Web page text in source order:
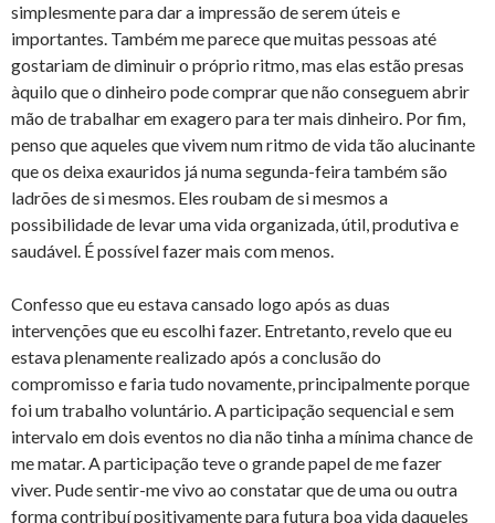
simplesmente para dar a impressão de serem úteis e
importantes. Também me parece que muitas pessoas até
gostariam de diminuir o próprio ritmo, mas elas estão presas
àquilo que o dinheiro pode comprar que não conseguem abrir
mão de trabalhar em exagero para ter mais dinheiro. Por fim,
penso que aqueles que vivem num ritmo de vida tão alucinante
que os deixa exauridos já numa segunda-feira também são
ladrões de si mesmos. Eles roubam de si mesmos a
possibilidade de levar uma vida organizada, útil, produtiva e
saudável. É possível fazer mais com menos.
Confesso que eu estava cansado logo após as duas
intervenções que eu escolhi fazer. Entretanto, revelo que eu
estava plenamente realizado após a conclusão do
compromisso e faria tudo novamente, principalmente porque
foi um trabalho voluntário. A participação sequencial e sem
intervalo em dois eventos no dia não tinha a mínima chance de
me matar. A participação teve o grande papel de me fazer
viver. Pude sentir-me vivo ao constatar que de uma ou outra
forma contribuí positivamente para futura boa vida daqueles